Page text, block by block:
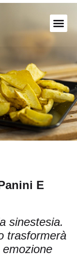
E
sinestesia.
trasformerà